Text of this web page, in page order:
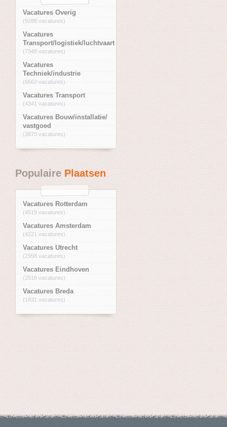
Vacatures Overig
(9288 vacatures)
Vacatures
Transport/logistiek/luchtvaart
(7348 vacatures)
Vacatures
Techniek/industrie
(6563 vacatures)
Vacatures Transport
(4341 vacatures)
Vacatures Bouw/installatie/
vastgoed
(3875 vacatures)
PopulairePlaatsen
Vacatures Rotterdam
(4519 vacatures)
Vacatures Amsterdam
(4221 vacatures)
Vacatures Utrecht
(2958 vacatures)
Vacatures Eindhoven
(2518 vacatures)
Vacatures Breda
(1831 vacatures)